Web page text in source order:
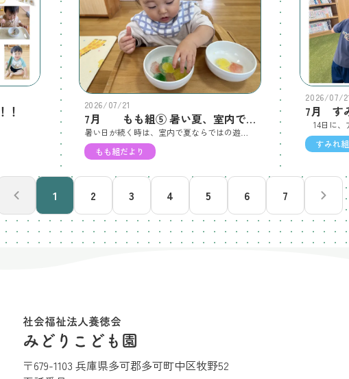
！ 2026/07/21
7月 もも組⑤ 暑い夏、室内で快適に夏の遊びを楽しんでいます。
暑い日が続く時は、室内で夏ならではの遊びを楽しんでいます。氷遊びや、ジップ付き保存袋（ジッパー付き袋）に保冷剤を入れた感触遊びなど、ひんやりとした冷たさを感じながら、五感を使って遊んでいます。「つめたい！」「気持ちいいね」と保育者とやり取りを楽しみ、夏ならではの心地よさを味わっています。
もも組だより
2026/07/
すみれ
1 2 3 4 5 6 7
社会福祉法人養徳会
みどりこども園
〒679-1103 兵庫県多可郡多可町中区牧野52